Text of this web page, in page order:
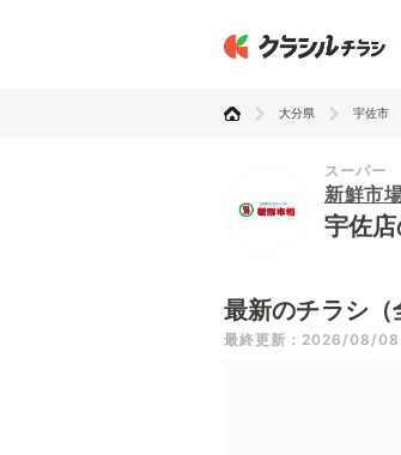
大分県 宇佐市
スーパー
新鮮市
宇佐
最新のチラシ（
最終更新：2026/08/08